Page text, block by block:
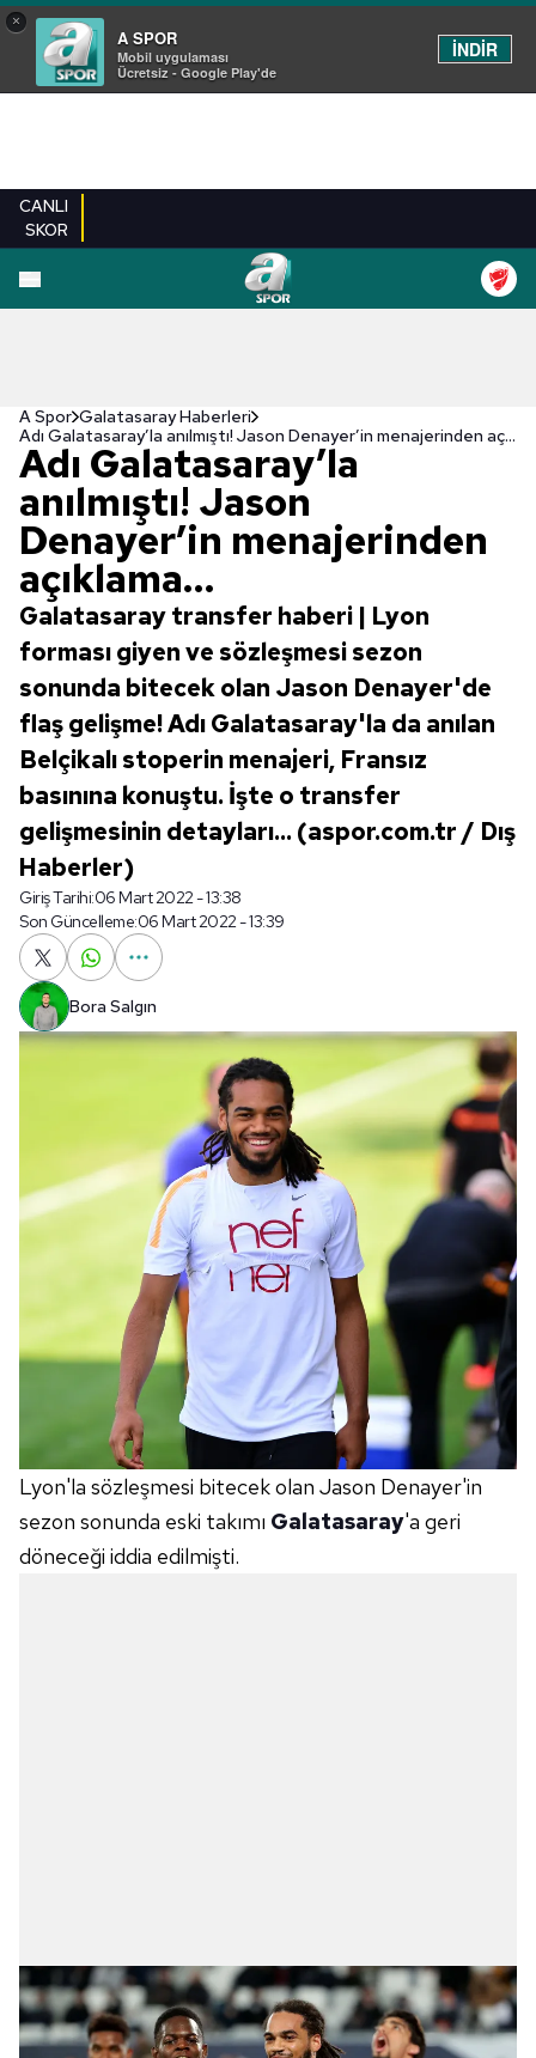
×
A SPOR
Mobil uygulaması
Ücretsiz - Google Play'de
İNDİR
CANLI
SKOR
A Spor Galatasaray Haberleri
Adı Galatasaray’la anılmıştı! Jason Denayer’in menajerinden açıklama…
Adı Galatasaray’la
anılmıştı! Jason
Denayer’in menajerinden
açıklama…
Galatasaray transfer haberi | Lyon
forması giyen ve sözleşmesi sezon
sonunda bitecek olan Jason Denayer'de
flaş gelişme! Adı Galatasaray'la da anılan
Belçikalı stoperin menajeri, Fransız
basınına konuştu. İşte o transfer
gelişmesinin detayları... (aspor.com.tr / Dış
Haberler)
Giriş Tarihi:06 Mart 2022 - 13:38
Son Güncelleme:06 Mart 2022 - 13:39
Bora Salgın
Lyon'la sözleşmesi bitecek olan Jason Denayer'in
sezon sonunda eski takımı Galatasaray'a geri
döneceği iddia edilmişti.